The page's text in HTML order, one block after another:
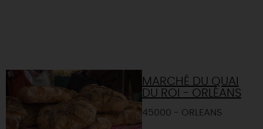
MARCHÉ DU QUAI
DU ROI - ORLÉANS
45000 - ORLEANS